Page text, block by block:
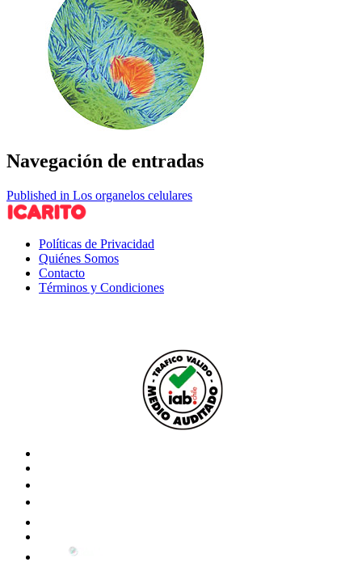
Navegación de entradas
Published in Los organelos celulares
Políticas de Privacidad
Quiénes Somos
Contacto
Términos y Condiciones